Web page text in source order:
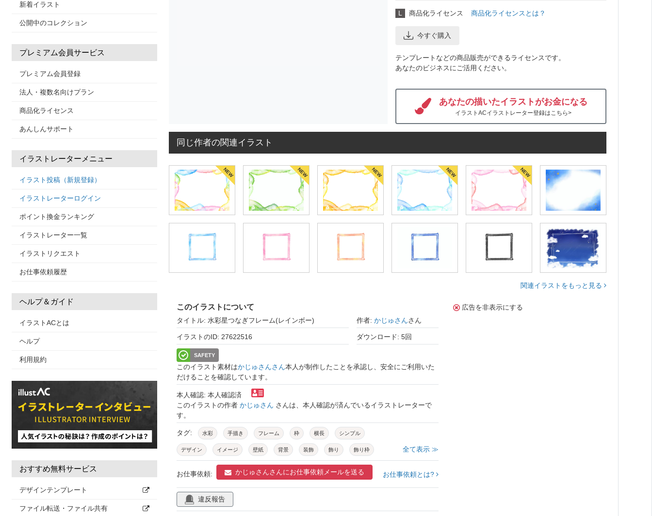
新着イラスト
公開中のコレクション
プレミアム会員サービス
プレミアム会員登録
法人・複数名向けプラン
商品化ライセンス
あんしんサポート
イラストレーターメニュー
イラスト投稿（新規登録）
イラストレーターログイン
ポイント換金ランキング
イラストレーター一覧
イラストリクエスト
お仕事依頼履歴
ヘルプ＆ガイド
イラストACとは
ヘルプ
利用規約
おすすめ無料サービス
デザインテンプレート
ファイル転送・ファイル共有
L 商品化ライセンス 商品化ライセンスとは？
今すぐ購入
テンプレートなどの商品販売ができるライセンスです。
あなたのビジネスにご活用ください。
あなたの描いたイラストがお金になる
イラストACイラストレーター登録はこちら>
同じ作者の関連イラスト
NEW NEW NEW NEW NEW
関連イラストをもっと見る
このイラストについて
タイトル: 水彩星つなぎフレーム(レインボー) 作者: かじゅさんさん
イラストのID: 27622516 ダウンロード: 5回
SAFETY
このイラスト素材はかじゅさんさん本人が制作したことを承認し、安全にご利用いた
だけることを確認しています。
本人確認: 本人確認済
このイラストの作者 かじゅさん さんは、本人確認が済んでいるイラストレーターで
す。
タグ: 水彩 手描き フレーム 枠 横長 シンプル
デザイン イメージ 壁紙 背景 装飾 飾り 飾り枠
カード 手紙 メッセージカード ウェブ プレゼン
文字入れ ポップ
全て表示 ≫
お仕事依頼: かじゅさんさんにお仕事依頼メールを送る お仕事依頼とは?
違反報告
広告を非表示にする